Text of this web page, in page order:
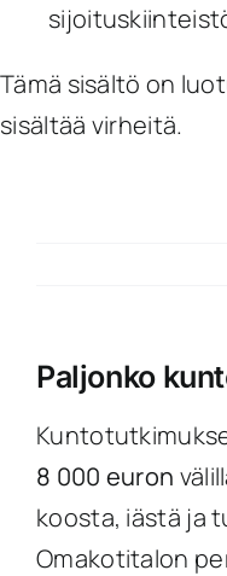
Tämä sisältö on
sisältää virheitä.
Paljonko
8 000 euron
koosta, iästä ja
Omakotitalon